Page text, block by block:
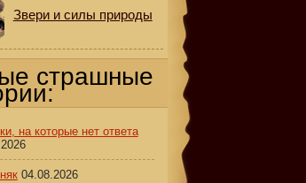
Звери и силы природы
страшные
на которые нет ответа
04.08.2026